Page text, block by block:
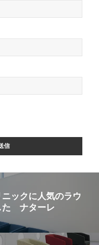
ックに人気のラウ
た ナターレ